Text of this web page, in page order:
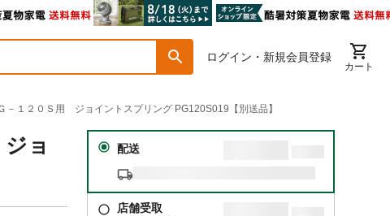
ログイン・新規会員登録
カート
－１２０Ｓ用 ジョイントスプリング PG120S019【別送品】
ョ
配送
店舗受取